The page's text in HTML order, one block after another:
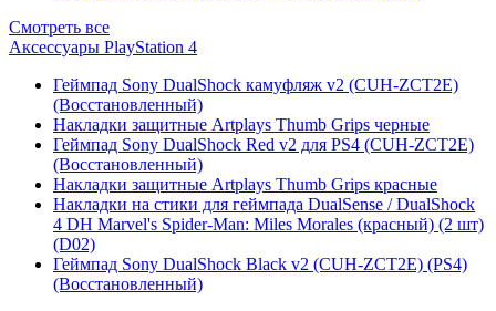
Смотреть все
Аксессуары PlayStation 4
Геймпад Sony DualShock камуфляж v2 (CUH-ZCT2E)
(Восстановленный)
Накладки защитные Artplays Thumb Grips черные
Геймпад Sony DualShock Red v2 для PS4 (CUH-ZCT2E)
(Восстановленный)
Накладки защитные Artplays Thumb Grips красные
Накладки на стики для геймпада DualSense / DualShock
4 DH Marvel's Spider-Man: Miles Morales (красный) (2 шт)
(D02)
Геймпад Sony DualShock Black v2 (CUH-ZCT2E) (PS4)
(Восстановленный)